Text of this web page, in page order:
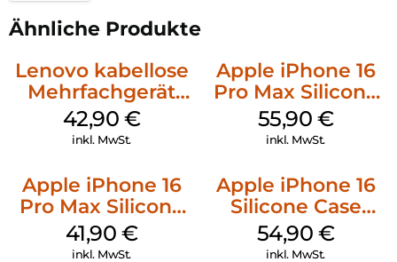
Ähnliche Produkte
Lenovo kabellose
Mehrfachgerät
Luna Grey
42,90 €
inkl. MwSt.
Apple iPhone 16
Pro Max Silicone
Case MagSafe
Stone Gray
55,90 €
inkl. MwSt.
Apple iPhone 16
Pro Max Silicone
Case MagSafe
Ultramarine
41,90 €
inkl. MwSt.
Apple iPhone 16
Silicone Case
MagSafe Lake
Green
54,90 €
inkl. MwSt.